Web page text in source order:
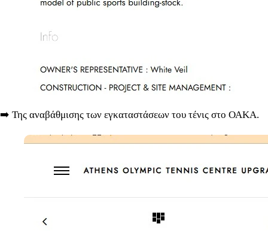
➡️ Της αναβάθμισης των εγκαταστάσεων του τένις στο ΟΑΚΑ.